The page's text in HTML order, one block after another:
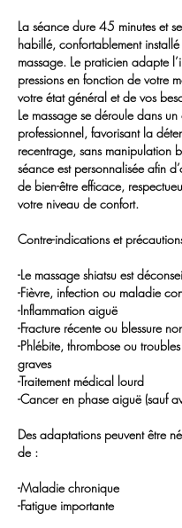
La séance dure 45 minutes et
habillé, confortablement
massage. Le praticien adapte
pressions en fonction de votre
votre état général et de vos
Le massage se déroule dans
professionnel, favorisant la
recentrage, sans manipulation
séance est personnalisée afin
de bien-être efficace,
votre niveau de confort.
Contre-indications et
-Le massage shiatsu est
-Fièvre, infection ou maladie
-Inflammation aiguë
-Fracture récente ou blessure
-Phlébite, thrombose ou
graves
-Traitement médical lourd
-Cancer en phase aiguë (sauf
Des adaptations peuvent être
de :
-Maladie chronique
-Fatigue importante